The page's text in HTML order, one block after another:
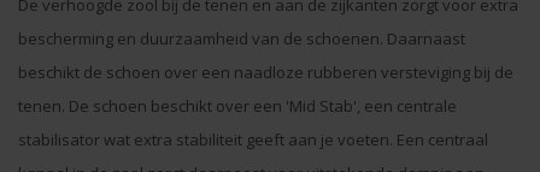
De verhoogde zool bij de tenen en aan de zijkanten zorgt voor extra
bescherming en duurzaamheid van de schoenen. Daarnaast
beschikt de schoen over een naadloze rubberen versteviging bij de
tenen. De schoen beschikt over een 'Mid Stab', een centrale
stabilisator wat extra stabiliteit geeft aan je voeten. Een centraal